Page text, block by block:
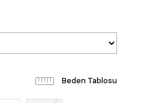
Beden Tablosu